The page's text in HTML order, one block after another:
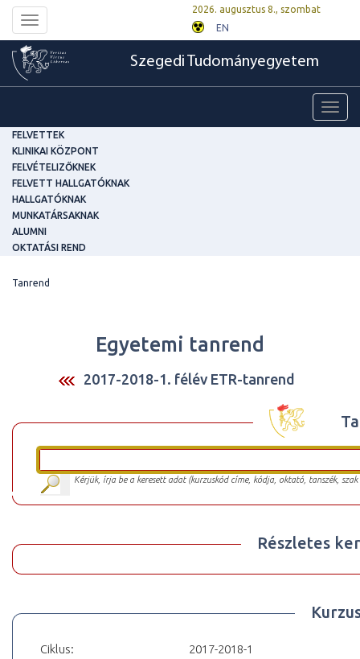
Toggle
navigation
2026. augusztus 8., szombat
EN
Szegedi Tudományegyetem
FELVETTEK
KLINIKAI KÖZPONT
FELVÉTELIZŐKNEK
FELVETT HALLGATÓKNAK
HALLGATÓKNAK
MUNKATÁRSAKNAK
ALUMNI
OKTATÁSI REND
Tanrend
Egyetemi tanrend
2017-2018-1. félév ETR-tanrend
Kérjük, írja be a keresett adat (kurzuskód címe, kódja, oktató, tanszék,
Részletes
Ciklus:
2017-2018-1